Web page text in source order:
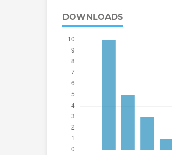
DOWNLOADS